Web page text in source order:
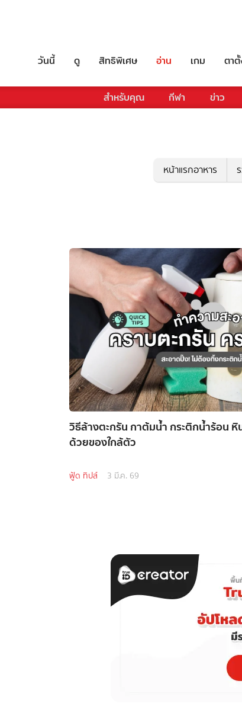
วันนี้ ดู สิทธิพิเศษ อ่าน เกม ตา
สำหรับคุณ กีฬา ข่าว
หน้าแรกอาหาร
วิธีล้างตะกรัน กาต้มน้ำ กระติกน้ำร้อน
ด้วยของใกล้ตัว
ฟู้ด ทิปส์ 3 มี.ค. 69